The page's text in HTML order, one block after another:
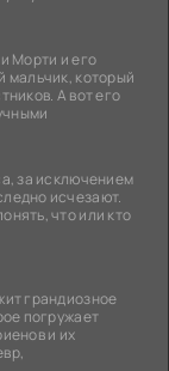
Морти и его
мальчик, который
А вот его
за исключением
исчезают.
что или кто
грандиозное
погружает
и их